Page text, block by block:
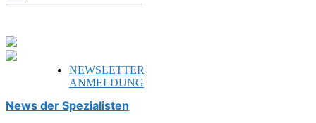
NEWSLETTER
ANMELDUNG
News der Spezialisten